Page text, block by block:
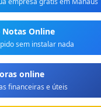
Notas Online
sem instalar nada
online
financeiras e úteis